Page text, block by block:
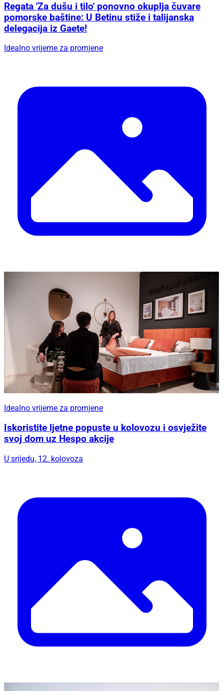
Regata 'Za dušu i tilo' ponovno okuplja čuvare
pomorske baštine: U Betinu stiže i talijanska
delegacija iz Gaete!
Idealno vrijeme za promjene
Idealno vrijeme za promjene
Iskoristite ljetne popuste u kolovozu i osvježite
svoj dom uz Hespo akcije
U srijedu, 12. kolovoza